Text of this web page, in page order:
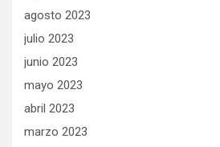
agosto 2023
julio 2023
junio 2023
mayo 2023
abril 2023
marzo 2023